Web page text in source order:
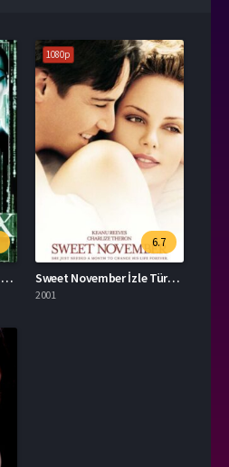
Matrix: Yeniden Yüklendi Full İzle
1080p
6.7
Sweet November İzle Türkçe Dublaj
2001